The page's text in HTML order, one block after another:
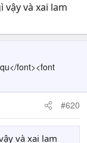
và xai lam
font><font
#620
và xai lam